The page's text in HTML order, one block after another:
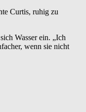
Curtis, ruhig zu
Wasser ein. „Ich
wenn sie nicht